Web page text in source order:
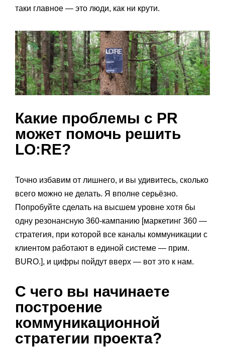
таки главное — это люди, как ни крути.
Какие проблемы с PR
может помочь решить
LO:RE?
Точно избавим от лишнего, и вы удивитесь, сколько
всего можно не делать. Я вполне серьёзно.
Попробуйте сделать на высшем уровне хотя бы
одну резонансную 360-кампанию [маркетинг 360 —
стратегия, при которой все каналы коммуникации с
клиентом работают в единой системе — прим.
BURO.], и цифры пойдут вверх — вот это к нам.
С чего вы начинаете
построение
коммуникационной
стратегии проекта?